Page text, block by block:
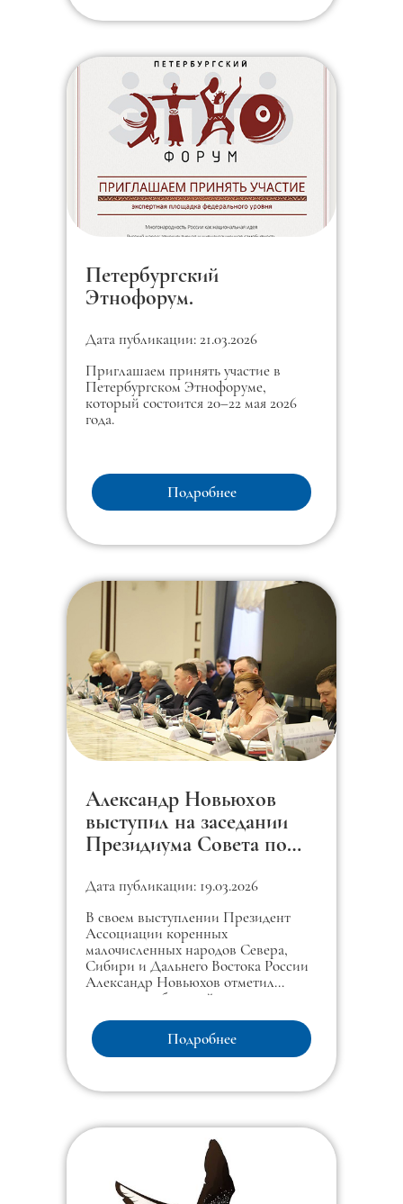
Петербургский
Этнофорум.
Дата публикации: 21.03.2026
Приглашаем принять участие в
Петербургском Этнофоруме,
который состоится 20–22 мая 2026
года.
Подробнее
Александр Новьюхов
выступил на заседании
Президиума Совета по
отношениям при
Президенте Российской
Федерации.
Дата публикации: 19.03.2026
В своем выступлении Президент
Ассоциации коренных
малочисленных народов Севера,
Сибири и Дальнего Востока России
Александр Новьюхов отметил
значение выбранной темы года как
культурному и языковому
многообразию страны.
Подробнее